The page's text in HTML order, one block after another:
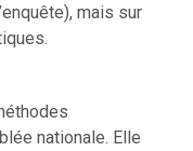
mais sur
nationale. Elle